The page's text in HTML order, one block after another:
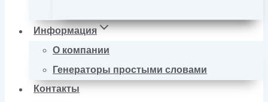
Информация
О компании
Генераторы простыми словами
Контакты